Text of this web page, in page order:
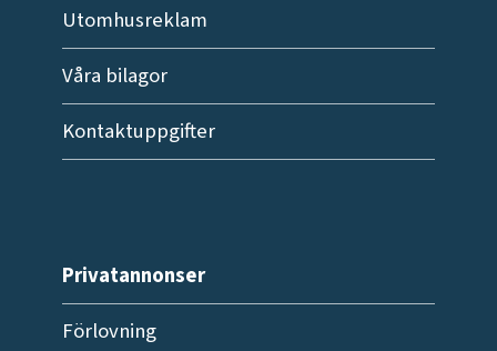
Utomhusreklam
Våra bilagor
Kontaktuppgifter
Privatannonser
Förlovning